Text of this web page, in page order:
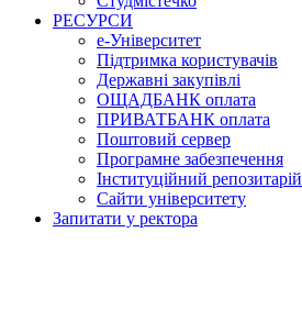
РЕСУРСИ
е-Університет
Підтримка користувачів
Державні закупівлі
ОЩАДБАНК оплата
ПРИВАТБАНК оплата
Поштовий сервер
Програмне забезпечення
Інституційний репозитарій
Сайти університету
Запитати у ректора